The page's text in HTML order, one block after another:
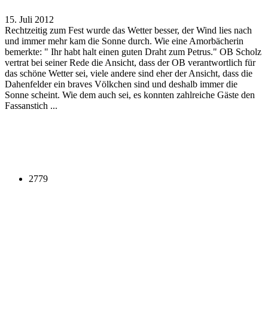
15. Juli 2012
Rechtzeitig zum Fest wurde das Wetter besser, der Wind lies nach
und immer mehr kam die Sonne durch. Wie eine Amorbächerin
bemerkte: " Ihr habt halt einen guten Draht zum Petrus." OB Scholz
vertrat bei seiner Rede die Ansicht, dass der OB verantwortlich für
das schöne Wetter sei, viele andere sind eher der Ansicht, dass die
Dahenfelder ein braves Völkchen sind und deshalb immer die
Sonne scheint. Wie dem auch sei, es konnten zahlreiche Gäste den
Fassanstich ...
2779